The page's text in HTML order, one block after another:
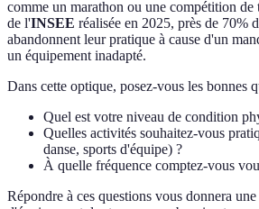
comme un marathon ou une compétition de
de l'INSEE réalisée en 2025, près de 70%
abandonnent leur pratique à cause d'un
un équipement inadapté.
Dans cette optique, posez-vous les bonnes
Quel est votre niveau de condition
Quelles activités souhaitez-vous
danse, sports d'équipe) ?
À quelle fréquence comptez-vous
Répondre à ces questions vous donnera